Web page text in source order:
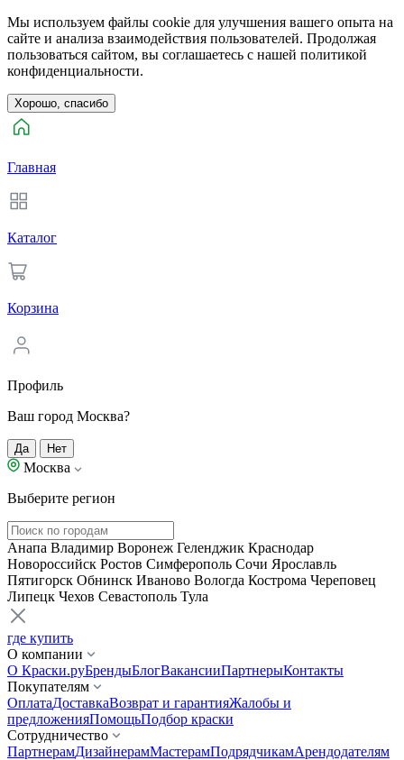
Мы используем файлы cookie для улучшения вашего опыта на
сайте и анализа взаимодействия пользователей. Продолжая
пользоваться сайтом, вы соглашаетесь с нашей политикой
конфиденциальности.
Хорошо, спасибо
Главная
Каталог
Корзина
Профиль
Ваш город Москва?
Да Нет
Москва
Выберите регион
Анапа Владимир Воронеж Геленджик Краснодар
Новороссийск Ростов Симферополь Сочи Ярославль
Пятигорск Обнинск Иваново Вологда Кострома Череповец
Липецк Чехов Севастополь Тула
где купить
О компании
О Краски.руБрендыБлогВакансииПартнерыКонтакты
Покупателям
ОплатаДоставкаВозврат и гарантияЖалобы и
предложенияПомощьПодбор краски
Сотрудничество
ПартнерамДизайнерамМастерамПодрядчикамАрендодателям